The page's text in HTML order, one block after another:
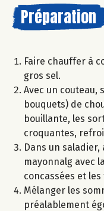
Préparation
Faire chauffer à
gros sel.
Avec un couteau,
bouquets) de
bouillante, les
croquantes,
Dans un
mayonnalg avec
concassées et
Mélanger les
préalablement